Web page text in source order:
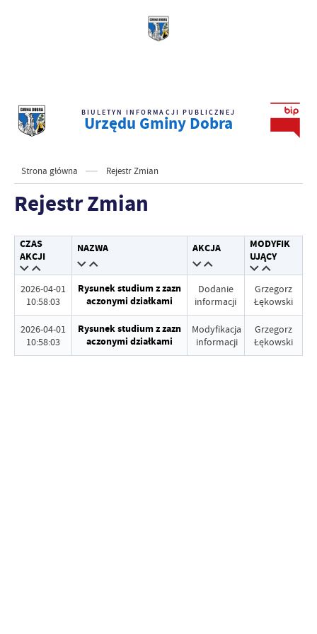
BIULETYN INFORMACJI PUBLICZNEJ
Urzędu Gminy Dobra
Strona główna Rejestr Zmian
Rejestr Zmian
CZAS
AKCJI
NAZWA AKCJA
MODYFIK
UJĄCY
2026-04-01
10:58:03
Rysunek studium z zazn
aczonymi działkami
Dodanie
informacji
Grzegorz
Łękowski
2026-04-01
10:58:03
Rysunek studium z zazn
aczonymi działkami
Modyfikacja
informacji
Grzegorz
Łękowski